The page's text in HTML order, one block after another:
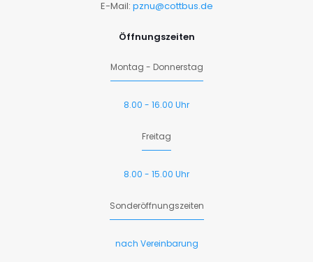
E-Mail: pznu@cottbus.de
Öffnungszeiten
Montag - Donnerstag
8.00 - 16.00 Uhr
Freitag
8.00 - 15.00 Uhr
Sonderöffnungszeiten
nach Vereinbarung